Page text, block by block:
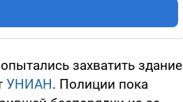
захватить здание
УНИАН. Полиции пока